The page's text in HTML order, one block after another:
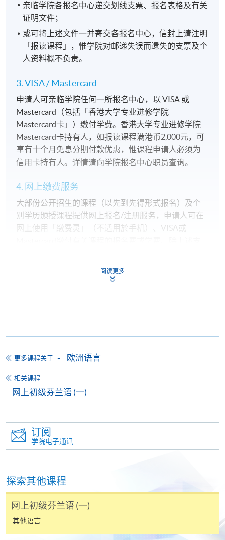
亲临学院各报名中心递交划线支票、报名表格及有关
证明文件；
或可将上述文件一并寄交各报名中心，信封上请注明
「报读课程」，惟学院对邮递失误而遗失的支票及个
人资料概不负责。
3. VISA / Mastercard
申请人可亲临学院任何一所报名中心，以 VISA 或
Mastercard（包括「香港大学专业进修学院
Mastercard卡」）缴付学费。香港大学专业进修学院
Mastercard卡持有人，如报读课程满港币2,000元，可
享有十个月免息分期付款优惠，惟课程申请人必须为
信用卡持有人。详情请向学院报名中心职员查询。
4. 网上缴费服务
大部份公开招生的课程（以先到先得形式报名）及个
别学历颁授课程提供网上报名/注册服务，申请人可在
网上使用「缴费灵」（不适用於手机）、VISA或
员亦可以微信支付（Online WeChat Pay）、支付宝
（Online Alipay）或转数快（FPS）缴付学费，详情请
如报读课程将在五个工作天内开课，为免邮递延误报
名程序，建议申请人亲身到学院报名中心报名，并避
免使用支票付款。
准退还款项，以现金、易办事、微信支付、支付宝、
支票或缴费灵（只限网上付款）方式缴交之款项，将
以支票退款；以信用卡缴交之款项，退款将直接退还
除本学院网页所列明的学费外，个别课程或有其他额
外收费，详情请联络有关学科职员。
学费及学额不得转让他人。一经取录，学员不得转读
其他课程，惟学院对特殊情况，可酌情处理。转读申
请一经批准，学员须缴付港币120元手续费。
阅读更多
更多课程关于 欧洲语言
相关课程
网上初级芬兰语 (一)
订阅
学院电子通讯
探索其他课程
网上初级芬兰语 (一)
其他语言